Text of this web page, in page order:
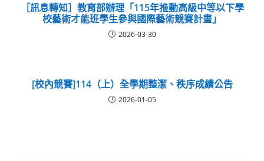
［訊息轉知］教育部辦理「115年推動高級中等以下學
校藝術才能班學生參與國際藝術競賽計畫」
2026-03-30
[校內競賽]114（上）全學期整潔、秩序成績公告
2026-01-05